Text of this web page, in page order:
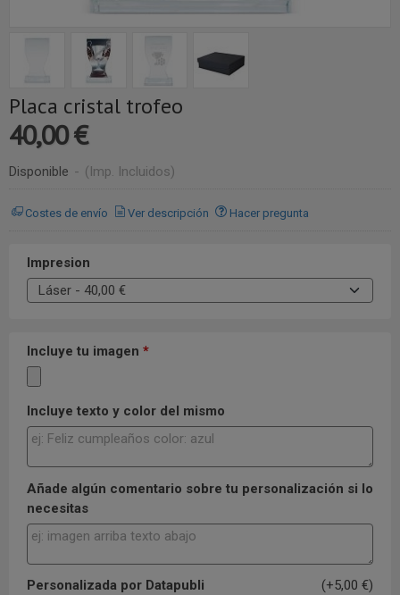
Placa cristal trofeo
40,00 €
Disponible - (Imp. Incluidos)
Costes de envío Ver descripción Hacer pregunta
Impresion
Incluye tu imagen *
Incluye texto y color del mismo
Añade algún comentario sobre tu personalización si lo
necesitas
Personalizada por Datapubli
(+5,00 €)